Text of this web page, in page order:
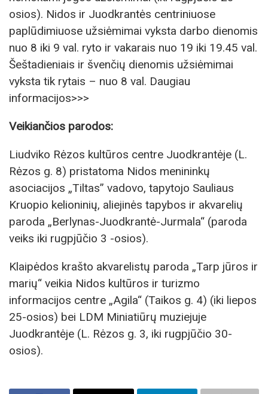
osios). Nidos ir Juodkrantės centriniuose
paplūdimiuose užsiėmimai vyksta darbo dienomis
nuo 8 iki 9 val. ryto ir vakarais nuo 19 iki 19.45 val.
Šeštadieniais ir švenčių dienomis užsiėmimai
vyksta tik rytais – nuo 8 val. Daugiau
informacijos>>>
Veikiančios parodos:
Liudviko Rėzos kultūros centre Juodkrantėje (L.
Rėzos g. 8) pristatoma Nidos menininkų
asociacijos „Tiltas” vadovo, tapytojo Sauliaus
Kruopio kelioninių, aliejinės tapybos ir akvarelių
paroda „Berlynas-Juodkrantė-Jurmala“ (paroda
veiks iki rugpjūčio 3 -osios).
Klaipėdos krašto akvarelistų paroda „Tarp jūros ir
marių“ veikia Nidos kultūros ir turizmo
informacijos centre „Agila“ (Taikos g. 4) (iki liepos
25-osios) bei LDM Miniatiūrų muziejuje
Juodkrantėje (L. Rėzos g. 3, iki rugpjūčio 30-
osios).